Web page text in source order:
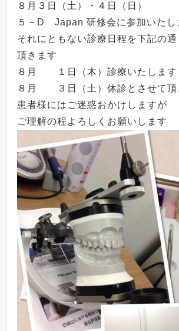
８月３日（土）・４日（日）
５－D Japan 研修会に参加いたし
それにともない診療日程を下記の
頂きます
８月 １日（木）診療いたします
８月 ３日（土）休診とさせて頂
患者様にはご迷惑おかけしますが
ご理解の程よろしくお願いします